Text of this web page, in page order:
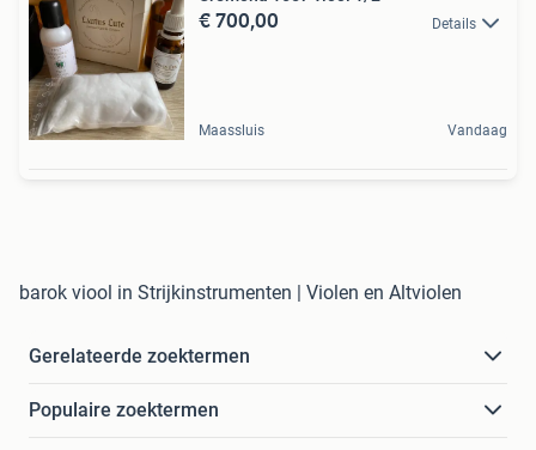
€ 700,00 Details
Maassluis Vandaag
barok viool in Strijkinstrumenten | Violen en Altviolen
Gerelateerde zoektermen
Populaire zoektermen